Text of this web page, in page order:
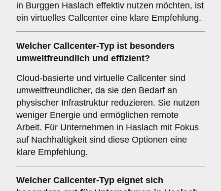
in Burggen Haslach effektiv nutzen möchten, ist
ein virtuelles Callcenter eine klare Empfehlung.
Welcher Callcenter-Typ ist besonders
umweltfreundlich und effizient?
Cloud-basierte und virtuelle Callcenter sind
umweltfreundlicher, da sie den Bedarf an
physischer Infrastruktur reduzieren. Sie nutzen
weniger Energie und ermöglichen remote
Arbeit. Für Unternehmen in Haslach mit Fokus
auf Nachhaltigkeit sind diese Optionen eine
klare Empfehlung.
Welcher Callcenter-Typ eignet sich